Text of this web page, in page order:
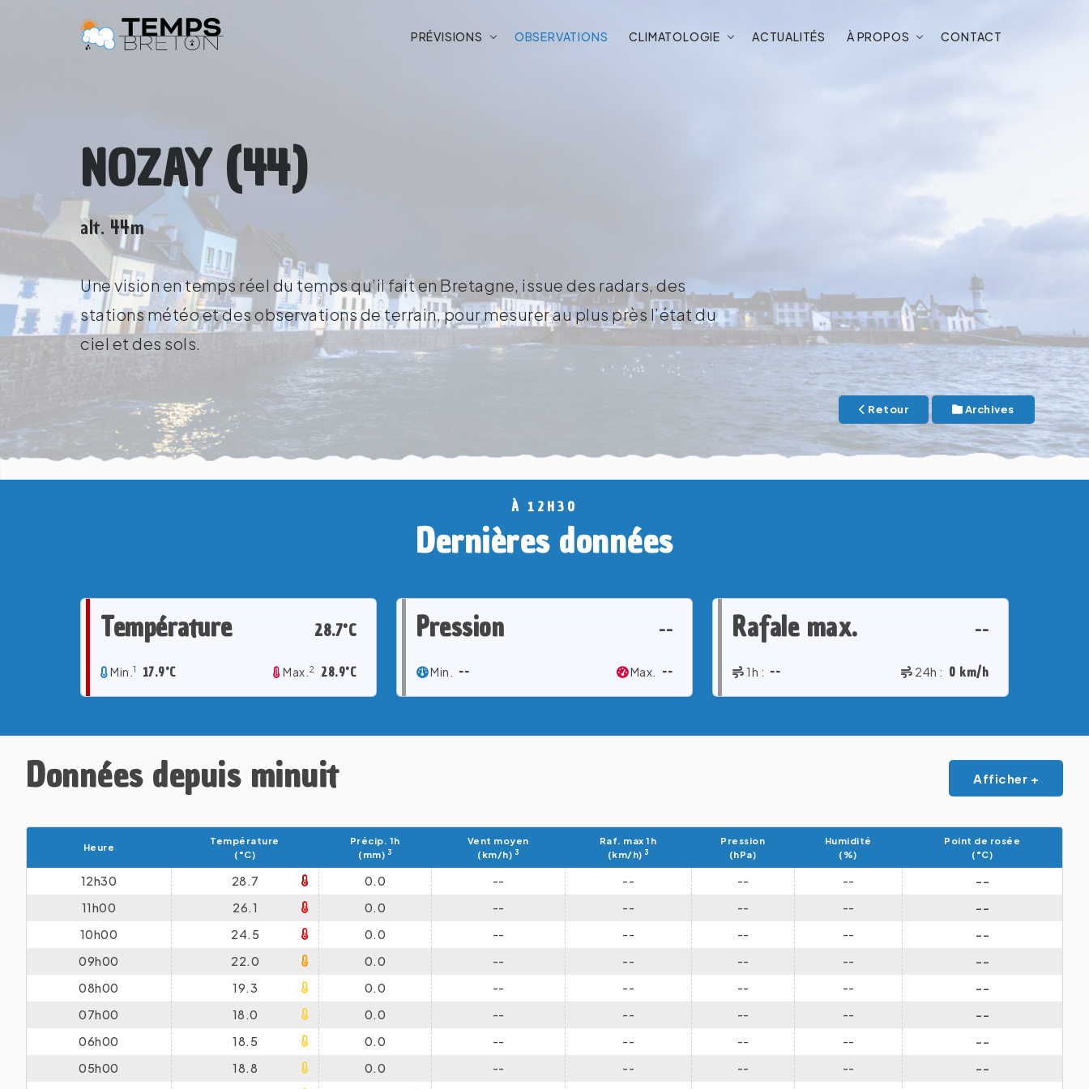
PRÉVISIONS OBSERVATIONS CLIMATOLOGIE ACTUALITÉS À PROPOS CONTACT
NOZAY (44)
alt. 44m
Une vision en temps réel du temps qu’il fait en Bretagne, issue des radars, des
stations météo et des observations de terrain, pour mesurer au plus près l’état du
ciel et des sols.
Retour Archives
À 12H30
Dernières données
Température 28.7°C
Min. 1 17.9°C Max. 2 28.9°C
Pression --
Min. -- Max. --
Rafale max. --
1h : -- 24h : 0 km/h
Données depuis minuit Afficher +
Heure
Température
(°C)
Précip. 1h
(mm) 3
Vent moyen
(km/h) 3
Raf. max 1h
(km/h) 3
Pression
(hPa)
Humidité
(%)
Point de rosée
(°C)
12h30 28.7 0.0 -- -- -- --
--
11h00
26.1 0.0 -- -- -- --
--
10h00
24.5 0.0 -- -- -- --
--
09h00
22.0 0.0 -- -- -- --
--
08h00
19.3 0.0 -- -- -- --
--
07h00
18.0 0.0 -- -- -- --
--
06h00
18.5 0.0 -- -- -- --
--
05h00
18.8 0.0 -- -- -- --
--